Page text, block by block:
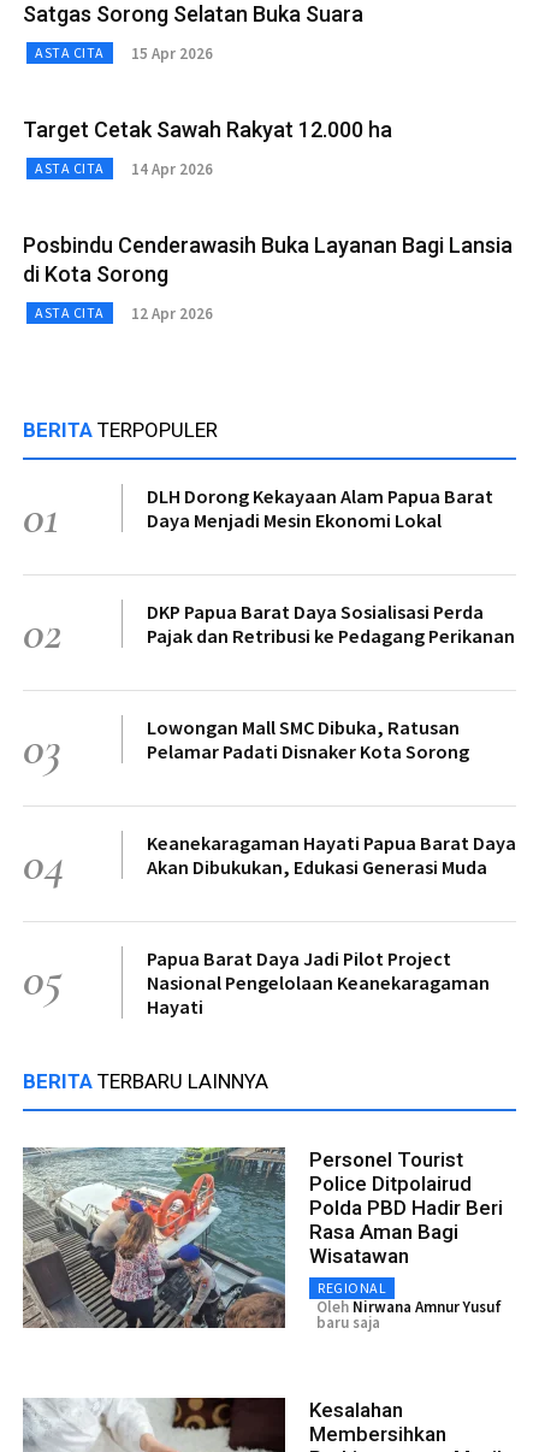
Satgas Sorong Selatan Buka Suara
ASTA CITA 15 Apr 2026
Target Cetak Sawah Rakyat 12.000 ha
ASTA CITA 14 Apr 2026
Posbindu Cenderawasih Buka Layanan Bagi Lansia
di Kota Sorong
ASTA CITA 12 Apr 2026
BERITA TERPOPULER
01
DLH Dorong Kekayaan Alam Papua Barat
Daya Menjadi Mesin Ekonomi Lokal
02
DKP Papua Barat Daya Sosialisasi Perda
Pajak dan Retribusi ke Pedagang Perikanan
03
Lowongan Mall SMC Dibuka, Ratusan
Pelamar Padati Disnaker Kota Sorong
04
Keanekaragaman Hayati Papua Barat Daya
Akan Dibukukan, Edukasi Generasi Muda
05
Papua Barat Daya Jadi Pilot Project
Nasional Pengelolaan Keanekaragaman
Hayati
BERITA TERBARU LAINNYA
Personel Tourist
Police Ditpolairud
Polda PBD Hadir Beri
Rasa Aman Bagi
Wisatawan
REGIONAL
Oleh Nirwana Amnur Yusuf
baru saja
Kesalahan
Membersihkan